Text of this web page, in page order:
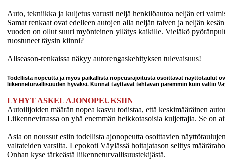
Auto, tekniikka ja kuljetus varusti neljä henkilöautoa neljän eri
Samat renkaat ovat edelleen autojen alla neljän talven ja neljän
vuoden on ollut suuri myönteinen yllätys kaikille. Vieläkö
ruostuneet täysin kiinni?
Allseason-renkaissa näkyy autorengaskehityksen tulevaisuus!
Todellista nopeutta ja myös paikallista nopeusrajoitusta osoittavat näyttötaulut
liikenneturvallisuuden hyväksi. Kunnat täyttävät tehtävän paremmin kuin valtio
LYHYT ASKEL AJONOPEUKSIIN
Autoilijoiden määrän nopea kasvu todistaa, että keskimääräinen
Liikennevirrassa on yhä enemmän heikkotasoisia kuljettajia. Se on
Asia on noussut esiin todellista ajonopeutta osoittavien
valtateiden varsilta. Lepokoti Väylässä hoitajatason selitys
Onhan kyse tärkeästä liikenneturvallisuustekijästä.